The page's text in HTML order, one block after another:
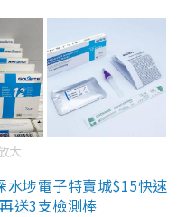
大
水埗電子特賣城$15快速
送3支檢測棒